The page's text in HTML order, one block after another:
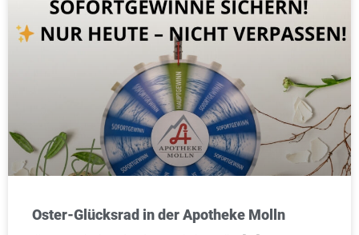
Oster-Glücksrad in der Apotheke Molln